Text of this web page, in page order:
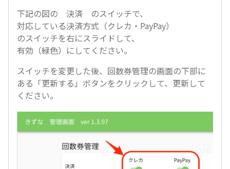
下記の図の 決済 のスイッチで、
対応している決済方式（クレカ・PayPay）
のスイッチを右にスライドして、
有効（緑色）にしてください。
スイッチを変更した後、回数券管理の画面の下部に
ある「更新する」ボタンをクリックして、更新して
ください。